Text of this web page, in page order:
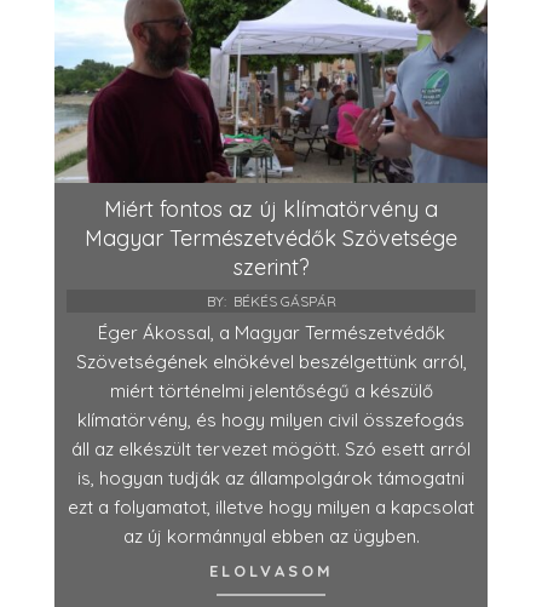
Miért fontos az új klímatörvény a
Magyar Természetvédők Szövetsége
szerint?
BY: BÉKÉS GÁSPÁR
Éger Ákossal, a Magyar Természetvédők
Szövetségének elnökével beszélgettünk arról,
miért történelmi jelentőségű a készülő
klímatörvény, és hogy milyen civil összefogás
áll az elkészült tervezet mögött. Szó esett arról
is, hogyan tudják az állampolgárok támogatni
ezt a folyamatot, illetve hogy milyen a kapcsolat
az új kormánnyal ebben az ügyben.
ELOLVASOM